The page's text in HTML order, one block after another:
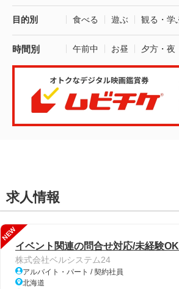
目的別 食べる 遊ぶ 観る・学
時間別 午前中 お昼 夕方・夜
求人情報
NEW
イベント関連の問合せ対応/未経験
株式会社ベルシステム24
アルバイト・パート / 契約社員
北海道